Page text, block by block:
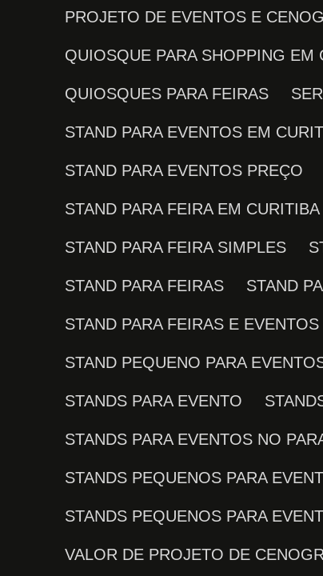
PROJETO DE EVENTOS E
QUIOSQUE PARA SHOPPING EM
QUIOSQUES PARA FEIRAS
STAND PARA EVENTOS EM
STAND PARA EVENTOS PREÇO
STAND PARA FEIRA EM CURITIBA
STAND PARA FEIRA SIMPLES
STAND PARA FEIRAS STAND
STAND PARA FEIRAS E
STAND PEQUENO PARA
STANDS PARA EVENTO
STANDS PARA EVENTOS NO
STANDS PEQUENOS PARA
STANDS PEQUENOS PARA
VALOR DE PROJETO DE